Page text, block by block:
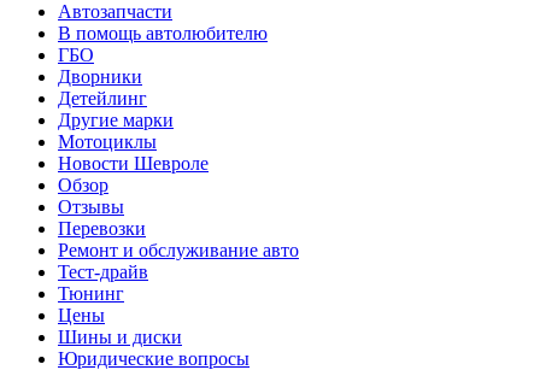
Автозапчасти
В помощь автолюбителю
ГБО
Дворники
Детейлинг
Другие марки
Мотоциклы
Новости Шевроле
Обзор
Отзывы
Перевозки
Ремонт и обслуживание авто
Тест-драйв
Тюнинг
Цены
Шины и диски
Юридические вопросы